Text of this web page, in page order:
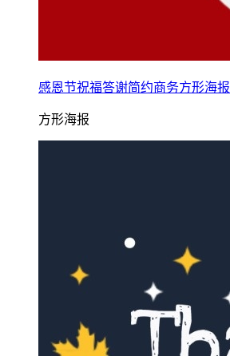
感恩节祝福答谢简约商务方形海报
方形海报